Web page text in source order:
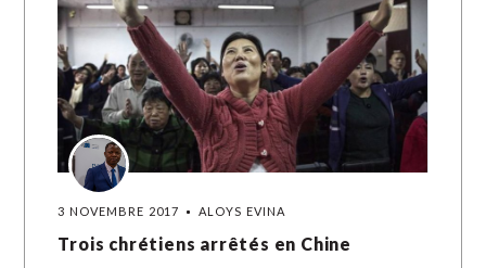
3 NOVEMBRE 2017 ALOYS EVINA
Trois chrétiens arrêtés en Chine